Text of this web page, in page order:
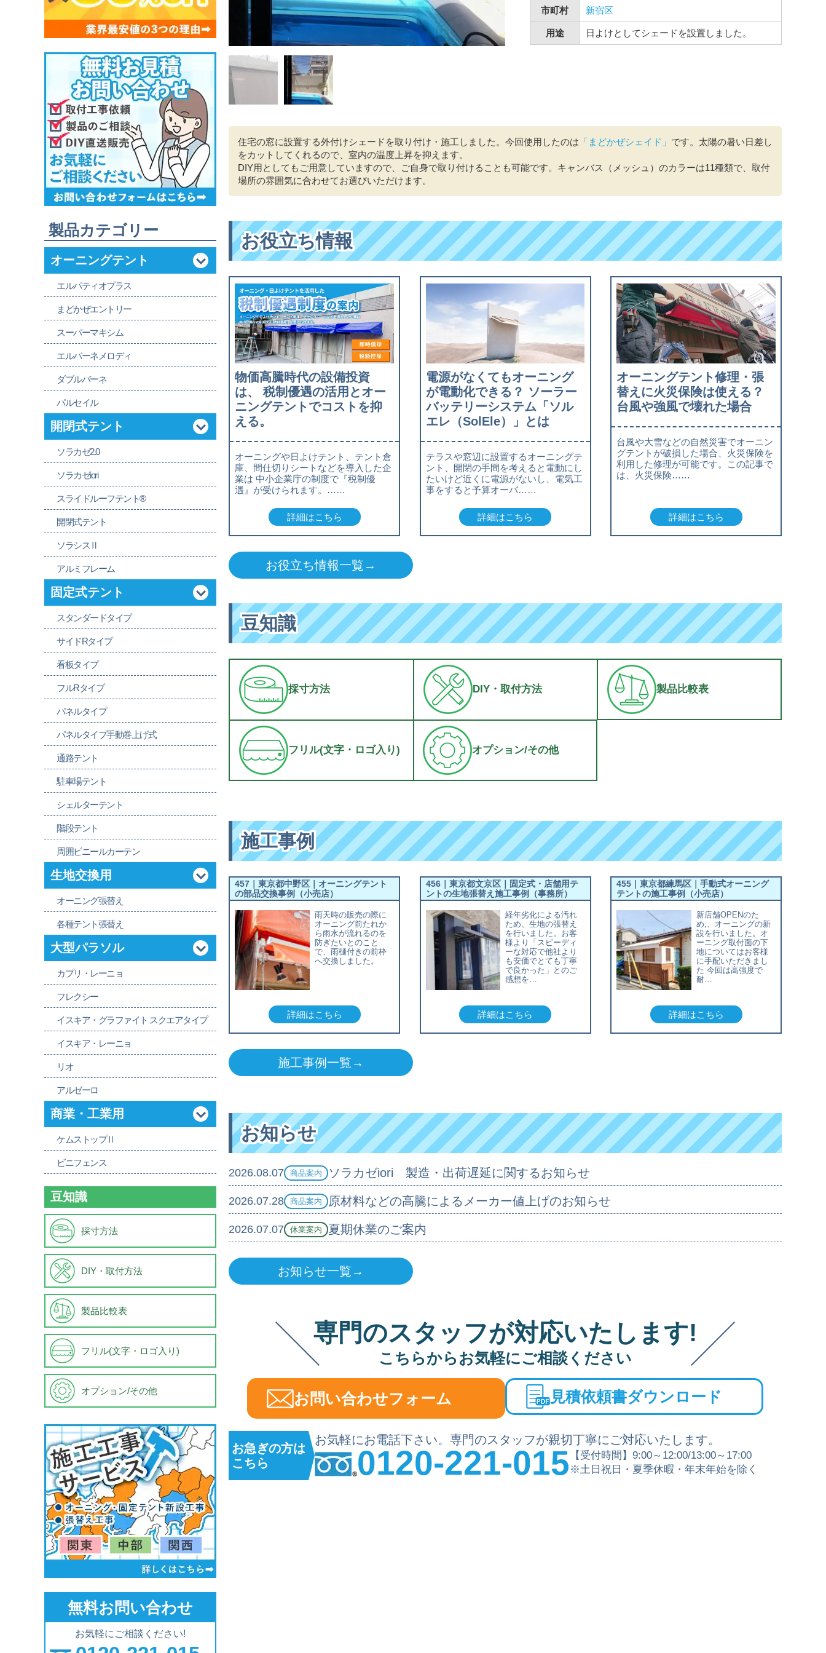
市町村 新宿区
用途 日よけとしてシェードを設置しました。
住宅の窓に設置する外付けシェードを取り付け・施工しました。今回使用したのは 「まどかぜシェイド」 です。太陽の暑い日差し
をカットしてくれるので、室内の温度上昇を抑えます。
DIY用としてもご用意していますので、ご自身で取り付けることも可能です。キャンバス（メッシュ）のカラーは11種類で、取付
場所の雰囲気に合わせてお選びいただけます。
お役立ち情報
物価高騰時代の設備投資
は、 税制優遇の活用とオー
ニングテントでコストを抑
える。
オーニングや日よけテント、テント倉
庫、間仕切りシートなどを導入した企
業は 中小企業庁の制度で『税制優
遇』が受けられます。……
詳細はこちら
電源がなくてもオーニング
が電動化できる？ ソーラー
バッテリーシステム「ソル
エレ（SolEle）」とは
テラスや窓辺に設置するオーニングテ
ント、開閉の手間を考えると電動にし
たいけど近くに電源がないし、電気工
事をすると予算オーバ……
詳細はこちら
オーニングテント修理・張
替えに火災保険は使える？
台風や強風で壊れた場合
台風や大雪などの自然災害でオーニン
グテントが破損した場合、火災保険を
利用した修理が可能です。この記事で
は、火災保険……
詳細はこちら
お役立ち情報一覧→
豆知識
採寸方法 DIY・取付方法 製品比較表
フリル(文字・ロゴ入り) オプション/その他
施工事例
457｜東京都中野区｜オーニングテント
の部品交換事例（小売店）
雨天時の販売の際に
オーニング前たれか
ら雨水が流れるのを
防ぎたいとのこと
で、雨樋付きの前枠
へ交換しました。
詳細はこちら
456｜東京都文京区｜固定式・店舗用テ
ントの生地張替え施工事例（事務所）
経年劣化による汚れ
ため、生地の張替え
を行いました。お客
様より「スピーディ
ーな対応で他社より
も安価でとても丁寧
で良かった」とのご
感想を…
詳細はこちら
455｜東京都練馬区｜手動式オーニング
テントの施工事例（小売店）
新店舗OPENのた
め,、オーニングの新
設を行いました。オ
ーニング取付面の下
地についてはお客様
に手配いただきまし
た 今回は高強度で
耐…
詳細はこちら
施工事例一覧→
お知らせ
2026.08.07 商品案内 ソラカゼiori 製造・出荷遅延に関するお知らせ
2026.07.28 商品案内 原材料などの高騰によるメーカー値上げのお知らせ
2026.07.07 休業案内 夏期休業のご案内
お知らせ一覧→
専門のスタッフが対応いたします!
こちらからお気軽にご相談ください
お問い合わせフォーム 見積依頼書ダウンロード
お急ぎの方は
こちら
お気軽にお電話下さい。専門のスタッフが親切丁寧にご対応いたします。
0120-221-015
【受付時間】9:00～12:00/13:00～17:00
※土日祝日・夏季休暇・年末年始を除く
製品カテゴリー
オーニングテント
エルパティオプラス
まどかぜエントリー
スーパーマキシム
エルバーネメロディ
ダブルバーネ
パルセイル
開閉式テント
ソラカゼ2.0
ソラカゼiori
スライドルーフテント®
開閉式テント
ソラシスⅡ
アルミフレーム
固定式テント
スタンダードタイプ
サイドRタイプ
看板タイプ
フルRタイプ
パネルタイプ
パネルタイプ手動巻上げ式
通路テント
駐車場テント
シェルターテント
階段テント
周囲ビニールカーテン
生地交換用
オーニング張替え
各種テント張替え
大型パラソル
カプリ・レーニョ
フレクシー
イスキア・グラファイト スクエアタイプ
イスキア・レーニョ
リオ
アルゼーロ
商業・工業用
ケムストップⅡ
ビニフェンス
豆知識
採寸方法
DIY・取付方法
製品比較表
フリル(文字・ロゴ入り)
オプション/その他
無料お問い合わせ
お気軽にご相談ください!